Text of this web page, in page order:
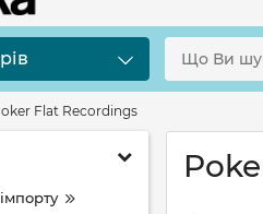
Flat Recordings